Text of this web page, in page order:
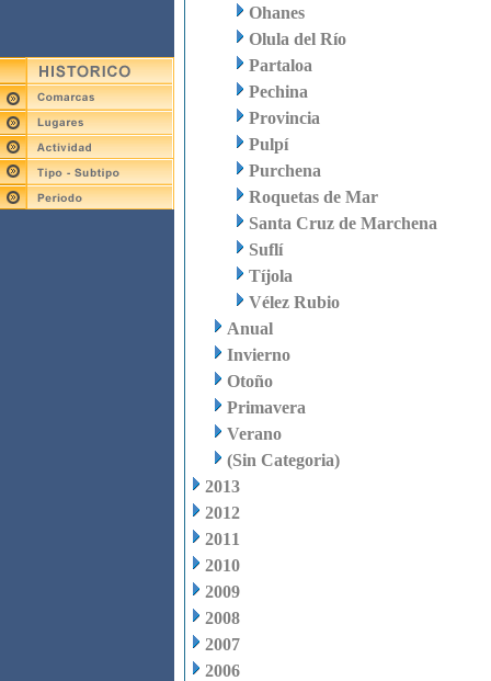
Ohanes
Olula del Río
Partaloa
Pechina
Provincia
Pulpí
Purchena
Roquetas de Mar
Santa Cruz de Marchena
Suflí
Tíjola
Vélez Rubio
Anual
Invierno
Otoño
Primavera
Verano
(Sin Categoria)
2013
2012
2011
2010
2009
2008
2007
2006